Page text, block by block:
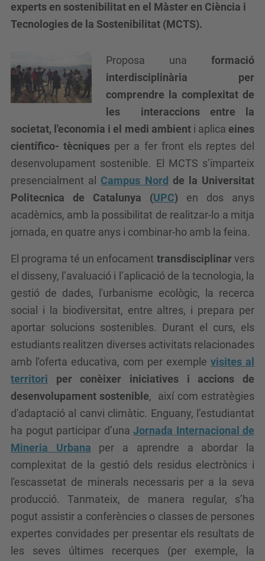
experts en sostenibilitat en el Màster en Ciència i
Tecnologies de la Sostenibilitat (MCTS).
Proposa una formació
interdisciplinària per
comprendre la complexitat de
les interaccions entre la
societat, l'economia i el medi ambienti aplica eines
científico- tècniques per a fer front els reptes del
desenvolupament sostenible. El MCTS s’imparteix
presencialment al Campus Nord de la Universitat
Politecnica de Catalunya (UPC) en dos anys
acadèmics, amb la possibilitat de realitzar-lo a mitja
jornada, en quatre anys i combinar-ho amb la feina.
El programa té un enfocament transdisciplinar vers
el disseny, l’avaluació i l’aplicació de la tecnologia, la
gestió de dades, l'urbanisme ecològic, la recerca
social i la biodiversitat, entre altres, i prepara per
aportar solucions sostenibles. Durant el curs, els
estudiants realitzen diverses activitats relacionades
amb l'oferta educativa, com per exemple visites al
territori per conèixer iniciatives i accions de
desenvolupament sostenible, així com estratègies
d'adaptació al canvi climàtic. Enguany, l’estudiantat
ha pogut participar d’una Jornada Internacional de
Mineria Urbana per a aprendre a abordar la
complexitat de la gestió dels residus electrònics i
l'escassetat de minerals necessaris per a la seva
producció. Tanmateix, de manera regular, s’ha
pogut assistir a conferències o classes de persones
expertes convidades per presentar els resultats de
les seves últimes recerques (per exemple, la